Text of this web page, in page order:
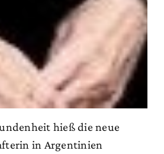
hieß die neue
in Argentinien